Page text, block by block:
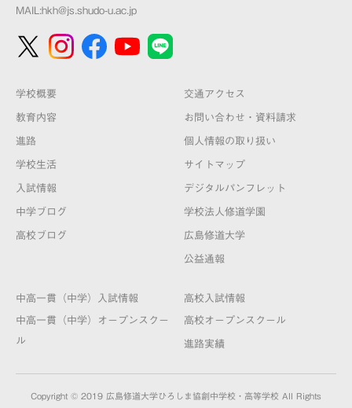
MAIL:hkh@js.shudo-u.ac.jp
学校概要
教育内容
進路
学校生活
入試情報
中学ブログ
高校ブログ
交通アクセス
お問い合わせ・資料請求
個人情報の取り扱い
サイトマップ
デジタルパンフレット
学校法人修道学園
広島修道大学
公益通報
中高一貫（中学）入試情報
中高一貫（中学）オープンスクー
ル
高校入試情報
高校オープンスクール
進路実績
Copyright © 2019 広島修道大学ひろしま協創中学校・高等学校 All Rights